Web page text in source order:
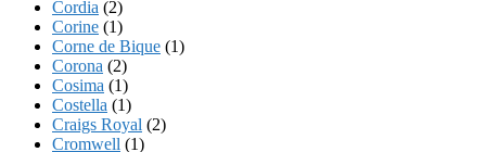
Cordia (2)
Corine (1)
Corne de Bique (1)
Corona (2)
Cosima (1)
Costella (1)
Craigs Royal (2)
Cromwell (1)